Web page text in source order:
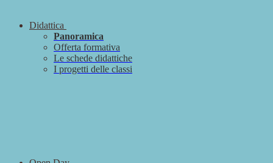
Didattica
Panoramica
Offerta formativa
Le schede didattiche
I progetti delle classi